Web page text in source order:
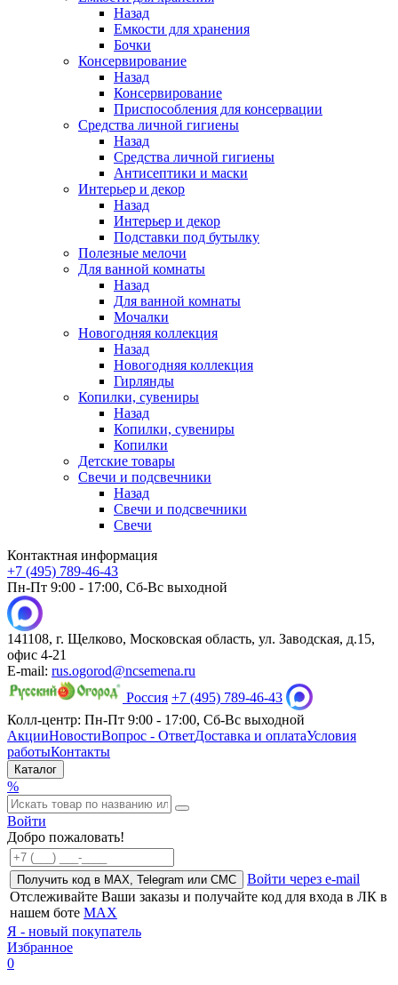
Назад
Емкости для хранения
Бочки
Консервирование
Назад
Консервирование
Приспособления для консервации
Средства личной гигиены
Назад
Средства личной гигиены
Антисептики и маски
Интерьер и декор
Назад
Интерьер и декор
Подставки под бутылку
Полезные мелочи
Для ванной комнаты
Назад
Для ванной комнаты
Мочалки
Новогодняя коллекция
Назад
Новогодняя коллекция
Гирлянды
Копилки, сувениры
Назад
Копилки, сувениры
Копилки
Детские товары
Свечи и подсвечники
Назад
Свечи и подсвечники
Свечи
Контактная информация
+7 (495) 789-46-43
Пн-Пт 9:00 - 17:00, Сб-Вс выходной
141108, г. Щелково, Московская область, ул. Заводская, д.15,
офис 4-21
E-mail: rus.ogorod@ncsemena.ru
Россия +7 (495) 789-46-43
Колл-центр: Пн-Пт 9:00 - 17:00, Сб-Вс выходной
АкцииНовостиВопрос - ОтветДоставка и оплатаУсловия
работыКонтакты
Каталог
%
Войти
Добро пожаловать!
Получить код в MAX, Telegram или СМС
Войти через e-mail
Отслеживайте Ваши заказы и получайте код для входа в ЛК в
нашем боте MAX
Я - новый покупатель
Избранное
0